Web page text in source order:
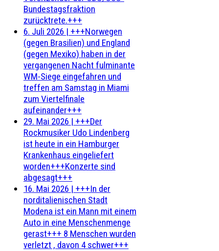
Bundestagsfraktion
zurücktrete.+++
6. Juli 2026 | +++Norwegen
(gegen Brasilien) und England
(gegen Mexiko) haben in der
vergangenen Nacht fulminante
WM-Siege eingefahren und
treffen am Samstag in Miami
zum Viertelfinale
aufeinander+++
29. Mai 2026 | +++Der
Rockmusiker Udo Lindenberg
ist heute in ein Hamburger
Krankenhaus eingeliefert
worden+++Konzerte sind
abgesagt+++
16. Mai 2026 | +++In der
norditalienischen Stadt
Modena ist ein Mann mit einem
Auto in eine Menschenmenge
gerast+++ 8 Menschen wurden
verletzt , davon 4 schwer+++